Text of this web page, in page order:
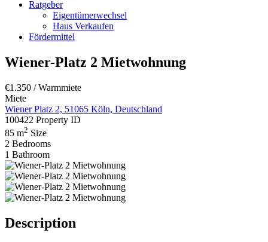
Ratgeber
Eigentümerwechsel
Haus Verkaufen
Fördermittel
Wiener-Platz 2 Mietwohnung
€1.350 / Warmmiete
Miete
Wiener Platz 2, 51065 Köln, Deutschland
100422 Property ID
85 m2 Size
2 Bedrooms
1 Bathroom
Description